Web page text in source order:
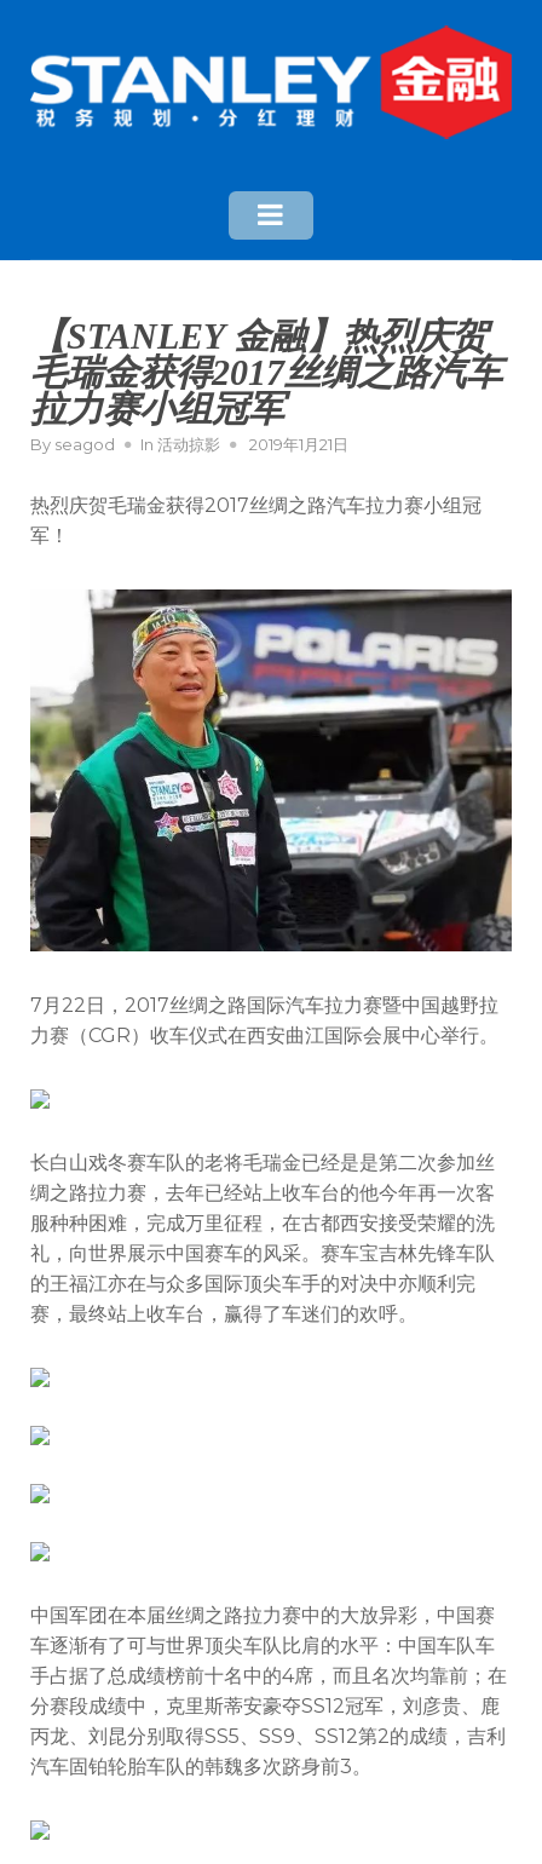
【STANLEY 金融】热烈庆贺
毛瑞金获得2017丝绸之路汽车
拉力赛小组冠军
By seagod In 活动掠影 2019年1月21日
热烈庆贺毛瑞金获得2017丝绸之路汽车拉力赛小组冠
军！
7月22日，2017丝绸之路国际汽车拉力赛暨中国越野拉
力赛（CGR）收车仪式在西安曲江国际会展中心举行。
长白山戏冬赛车队的老将毛瑞金已经是是第二次参加丝
绸之路拉力赛，去年已经站上收车台的他今年再一次客
服种种困难，完成万里征程，在古都西安接受荣耀的洗
礼，向世界展示中国赛车的风采。赛车宝吉林先锋车队
的王福江亦在与众多国际顶尖车手的对决中亦顺利完
赛，最终站上收车台，赢得了车迷们的欢呼。
中国军团在本届丝绸之路拉力赛中的大放异彩，中国赛
车逐渐有了可与世界顶尖车队比肩的水平：中国车队车
手占据了总成绩榜前十名中的4席，而且名次均靠前；在
分赛段成绩中，克里斯蒂安豪夺SS12冠军，刘彦贵、鹿
丙龙、刘昆分别取得SS5、SS9、SS12第2的成绩，吉利
汽车固铂轮胎车队的韩魏多次跻身前3。